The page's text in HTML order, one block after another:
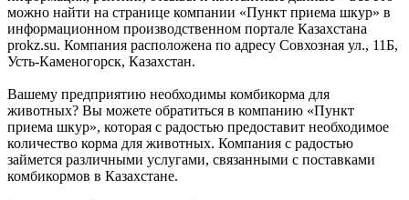
можно найти на странице компании «Пункт приема шкур» в
информационном производственном портале Казахстана
prokz.su. Компания расположена по адресу Совхозная ул., 11Б,
Усть-Каменогорск, Казахстан.
Вашему предприятию необходимы комбикорма для
животных? Вы можете обратиться в компанию «Пункт
приема шкур», которая с радостью предоставит необходимое
количество корма для животных. Компания с радостью
займется различными услугами, связанными с поставками
комбикормов в Казахстане.